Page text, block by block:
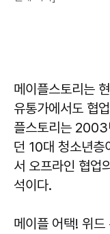
메이플스토리는
유통가에서도 협
플스토리는 2003
던 10대 청소년층
서 오프라인 협업
석이다.
메이플 어택! 위